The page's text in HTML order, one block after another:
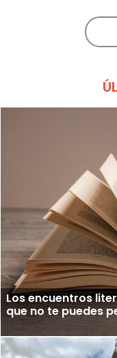
Los encuentros
que no te puedes